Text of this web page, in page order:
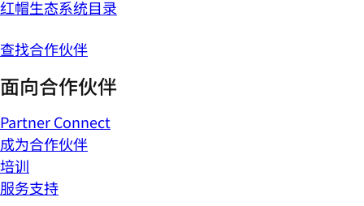
红帽生态系统目录
查找合作伙伴
面向合作伙伴
Partner Connect
成为合作伙伴
培训
服务支持